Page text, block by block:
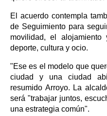
El acuerdo contempla
de Seguimiento para
movilidad, el
deporte, cultura y ocio.
"Ese es el modelo que
ciudad y una ciudad
resumido Arroyo. La
será "trabajar juntos,
una estrategia común".